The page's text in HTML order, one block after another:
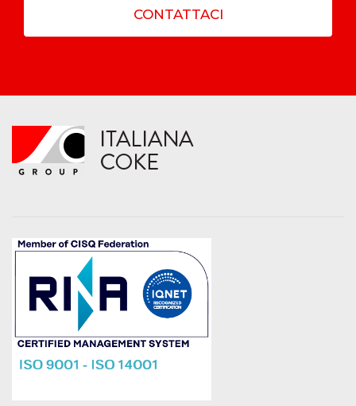
CONTATTACI